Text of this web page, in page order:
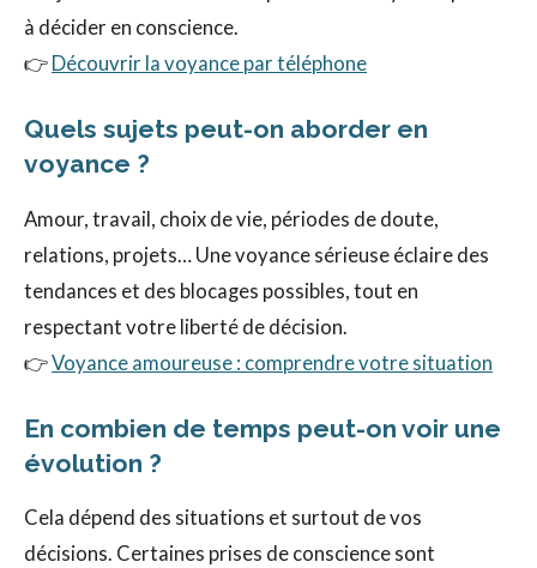
à décider en conscience.
👉 Découvrir la voyance par téléphone
Quels sujets peut-on aborder en
voyance ?
Amour, travail, choix de vie, périodes de doute,
relations, projets… Une voyance sérieuse éclaire des
tendances et des blocages possibles, tout en
respectant votre liberté de décision.
👉Voyance amoureuse : comprendre votre situation
En combien de temps peut-on voir une
évolution ?
Cela dépend des situations et surtout de vos
décisions. Certaines prises de conscience sont